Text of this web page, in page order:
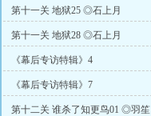
第十一关 地狱25 ◎石上月
第十一关 地狱28 ◎石上月
《幕后专访特辑》4
《幕后专访特辑》7
第十二关 谁杀了知更鸟01 ◎羽笙